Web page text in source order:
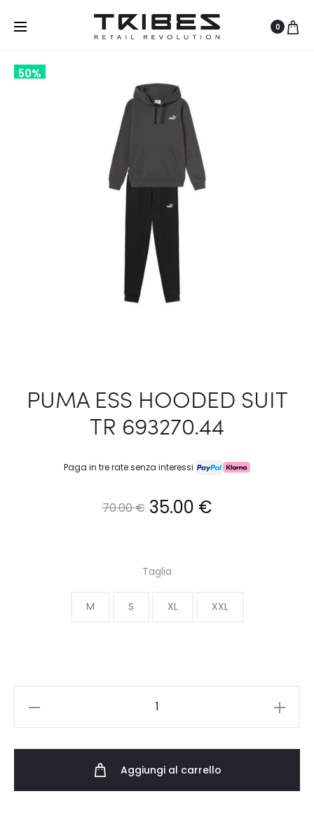
0
50%
PUMA ESS HOODED SUIT
TR 693270.44
Paga in tre rate senza interessi
70.00€ Il
originale
era:
35.00 €Il
è:
Taglia
M S XL XXL
Aggiungi al carrello